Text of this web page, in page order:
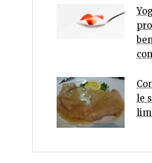
le